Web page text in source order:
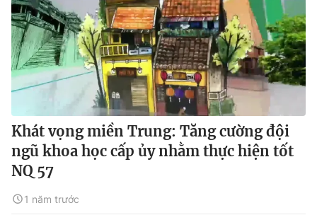
Khát vọng miền Trung: Tăng cường đội
ngũ khoa học cấp ủy nhằm thực hiện tốt
NQ 57
1 năm trước